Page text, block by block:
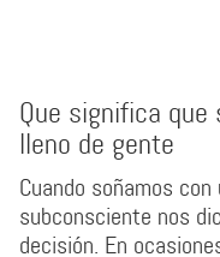
Que significa
lleno de gente
Cuando soñamos
subconsciente nos
decisión. En